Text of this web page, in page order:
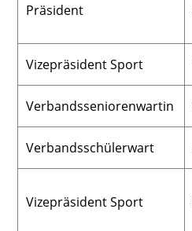
Präsident
Vizepräsident Sport
Verbandsseniorenwartin
Verbandsschülerwart
Vizepräsident Sport